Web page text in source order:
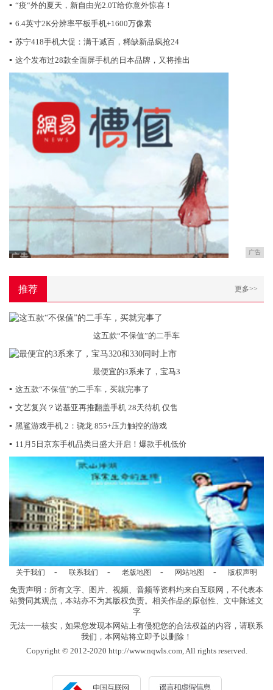
▪ “疫“外的夏天，新自由光2.0T给你意外惊喜！
▪ 6.4英寸2K分辨率平板手机+1600万像素
▪ 苏宁418手机大促：满千减百，稀缺新品疯抢24
▪ 这个发布过28款全面屏手机的日本品牌，又将推出
广告
推荐 更多>>
这五款“不保值”的二手车
最便宜的3系来了，宝马3
▪ 这五款“不保值”的二手车，买就完事了
▪ 文艺复兴？诺基亚再推翻盖手机 28天待机 仅售
▪ 黑鲨游戏手机 2：骁龙 855+压力触控的游戏
▪ 11月5日京东手机品类日盛大开启！爆款手机低价
关于我们 - 联系我们 - 老版地图 - 网站地图 - 版权声明
免责声明：所有文字、图片、视频、音频等资料均来自互联网，不代表本
站赞同其观点，本站亦不为其版权负责。相关作品的原创性、文中陈述文
字
无法一一核实，如果您发现本网站上有侵犯您的合法权益的内容，请联系
我们，本网站将立即予以删除！
Copyright © 2012-2020 http://www.nqwls.com, All rights reserved.